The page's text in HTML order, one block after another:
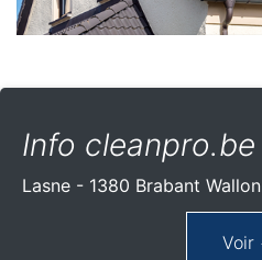
Info cleanpro.be
Lasne - 1380 Brabant Wallon